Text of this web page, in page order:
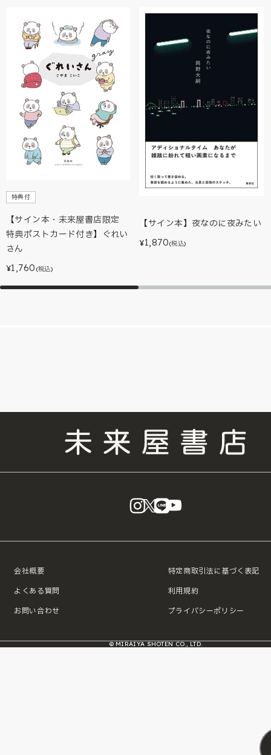
特典付
【サイン本・未来屋書店限定
特典ポストカード付き】ぐれい
さん
¥1,760 (税込)
【サイン本】夜なのに夜みたい
¥1,870(税込)
instagram
X LINE
会社概要
よくある質問
お問い合わせ
特定商取引法に基づく表記
利用規約
プライバシーポリシー
© MIRAIYA SHOTEN CO., LTD.